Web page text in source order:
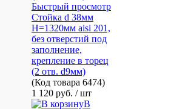
Быстрый просмотр
Стойка d 38мм
H=1320мм aisi 201,
без отверстий под
заполнение,
крепление в торец
(2 отв. d9мм)
(Код товара 6474)
1 120 руб. / шт
В